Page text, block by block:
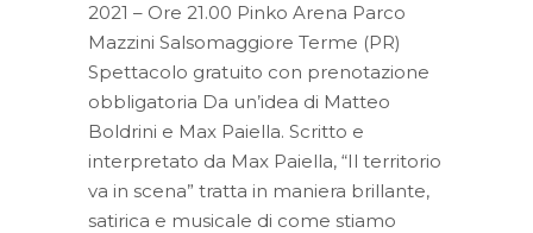
2021 – Ore 21.00 Pinko Arena Parco
Mazzini Salsomaggiore Terme (PR)
Spettacolo gratuito con prenotazione
obbligatoria Da un’idea di Matteo
Boldrini e Max Paiella. Scritto e
interpretato da Max Paiella, “Il territorio
va in scena” tratta in maniera brillante,
satirica e musicale di come stiamo